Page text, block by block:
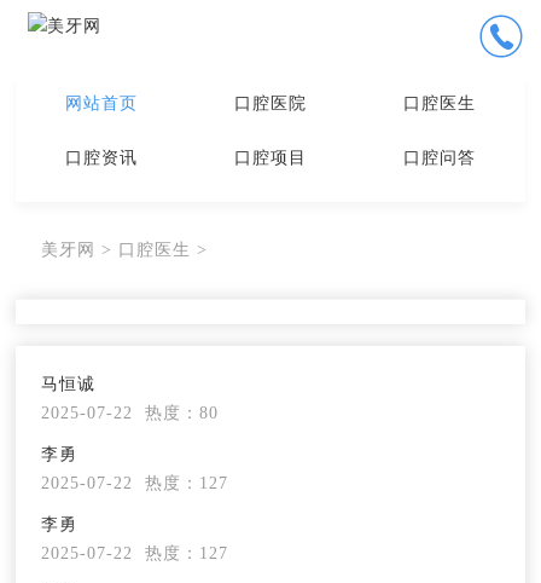
网站首页 口腔医院 口腔医生
口腔资讯 口腔项目 口腔问答
美牙网 > 口腔医生 >
马恒诚
2025-07-22
热度：80
李勇
2025-07-22
热度：127
李勇
2025-07-22
热度：127